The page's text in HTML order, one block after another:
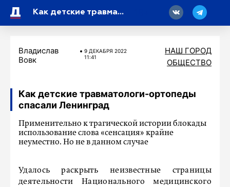
Как детские травматологи-ортопеды спасали Ленинград
Владислав
Вовк
9 ДЕКАБРЯ 2022
11:41
НАШ ГОРОД
ОБЩЕСТВО
Как детские травматологи-ортопеды
спасали Ленинград
Применительно к трагической истории блокады
использование слова «сенсация» крайне
неуместно. Но не в данном случае
Удалось раскрыть неизвестные страницы
деятельности Национального медицинского